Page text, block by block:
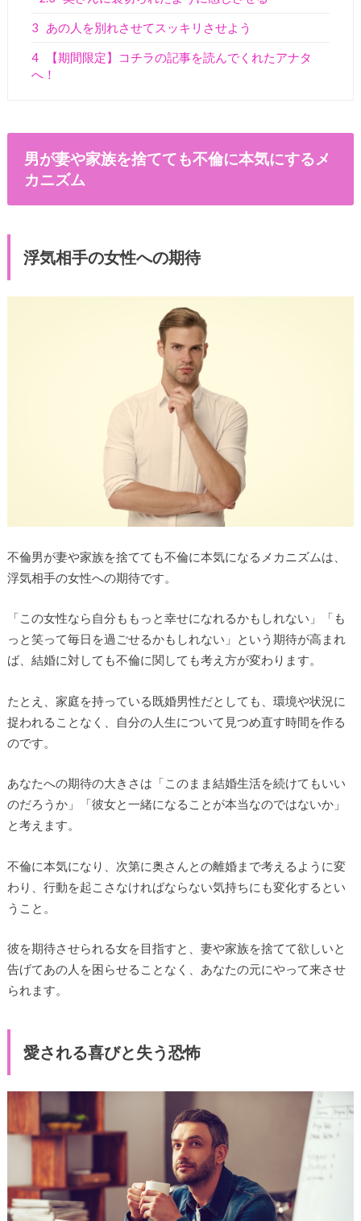
3 あの人を別れさせてスッキリさせよう
4
【期間限定】コチラの記事を読んでくれたアナタ
へ！
男が妻や家族を捨てても不倫に本気にするメ
カニズム
浮気相手の女性への期待
不倫男が妻や家族を捨てても不倫に本気になるメカニズムは、
浮気相手の女性への期待です。
「この女性なら自分ももっと幸せになれるかもしれない」「も
っと笑って毎日を過ごせるかもしれない」という期待が高まれ
ば、結婚に対しても不倫に関しても考え方が変わります。
たとえ、家庭を持っている既婚男性だとしても、環境や状況に
捉われることなく、自分の人生について見つめ直す時間を作る
のです。
あなたへの期待の大きさは「このまま結婚生活を続けてもいい
のだろうか」「彼女と一緒になることが本当なのではないか」
と考えます。
不倫に本気になり、次第に奥さんとの離婚まで考えるように変
わり、行動を起こさなければならない気持ちにも変化するとい
うこと。
彼を期待させられる女を目指すと、妻や家族を捨てて欲しいと
告げてあの人を困らせることなく、あなたの元にやって来させ
られます。
愛される喜びと失う恐怖